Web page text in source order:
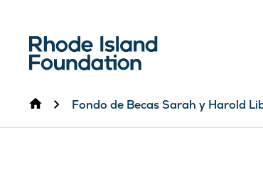
InicioFondo de Becas Sarah y Harold